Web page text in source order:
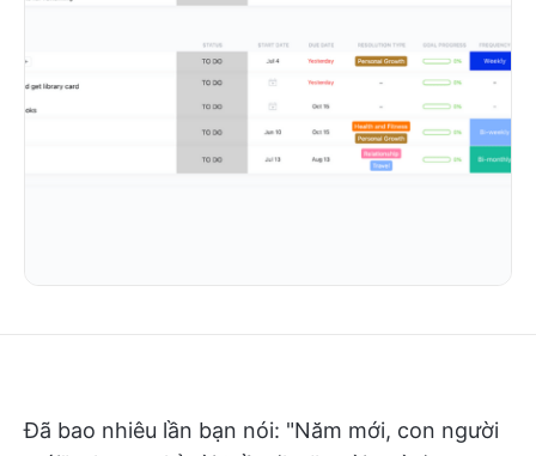
Đã bao nhiêu lần bạn nói: "Năm mới, con người